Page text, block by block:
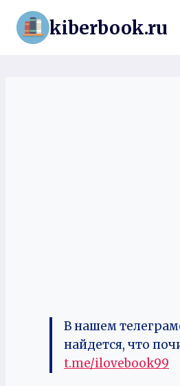
Перейти
содержимому
kiberbook.ru
В нашем
найдется, что
t.me/ilovebook99